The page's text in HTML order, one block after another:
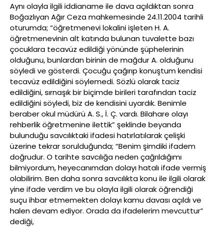
Aynı olayla ilgili iddianame ile dava açıldıktan sonra
Boğazlıyan Ağır Ceza mahkemesinde 24.11.2004 tarihli
oturumda; “öğretmenevi lokalini işleten H. A.
öğretmenevinin alt katında bulunan tuvalette bazı
çocuklara tecavüz edildiği yönünde şüphelerinin
olduğunu, bunlardan birinin de mağdur A. olduğunu
söyledi ve gösterdi. Çocuğu çağırıp konuştum kendisi
tecavüz edildiğini söylemedi. Sözlü olarak taciz
edildiğini, sırnaşık bir biçimde birileri tarafından taciz
edildiğini söyledi, biz de kendisini uyardık. Benimle
beraber okul müdürü A. S., İ. Ç. vardı. Bilahare olayı
rehberlik öğretmenine ilettik” şeklinde beyanda
bulunduğu savcılıktaki ifadesi hatırlatılarak çelişki
üzerine tekrar sorulduğunda; “Benim şimdiki ifadem
doğrudur. O tarihte savcılığa neden çağrıldığımı
bilmiyordum, heyecanımdan dolayı hatalı ifade vermiş
olabilirim. Ben daha sonra savcılıkta konu ile ilgili olarak
yine ifade verdim ve bu olayla ilgili olarak öğrendiği
suçu ihbar etmemekten dolayı kamu davası açıldı ve
halen devam ediyor. Orada da ifadelerim mevcuttur”
dediği,